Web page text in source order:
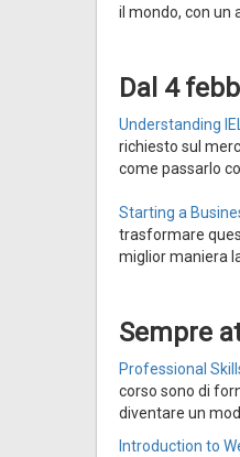
il mondo, con un
Dal 4
Understanding
richiesto sul
come passarlo
Starting a
trasformare
miglior maniera
Sempre
Professional
corso sono di
diventare un
Introduction to